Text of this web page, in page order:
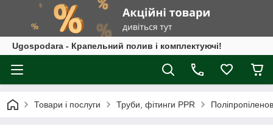
Ugospodara - Крапельний полив і комплектуючі!
Товари і послуги Труби, фітинги PPR